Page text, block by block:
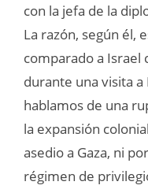
con la jefa de la
La razón, según él,
comparado a Israel
durante una visita
hablamos de una
la expansión
asedio a Gaza, ni
régimen de